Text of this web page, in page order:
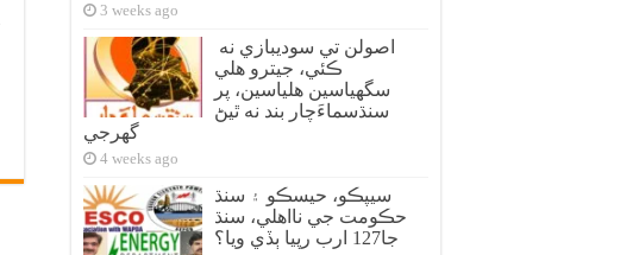
3 weeks ago
ڪئي، جيترو هلي
سگهياسين هلياسين، پر
سنڌسماءَچار بند نه ٿيڻ
گهرجي
4 weeks ago
سيپڪو، حيسڪو ۽ سنڌ
حڪومت جي نااهلي، سنڌ
جا127 ارب رپيا ٻڏي ويا؟